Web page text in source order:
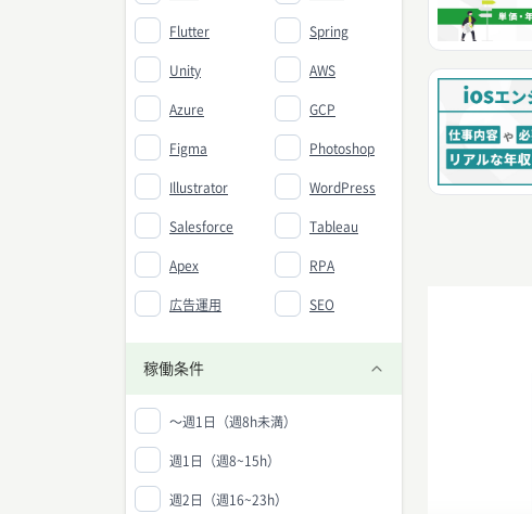
Flutter Spring
Unity AWS
Azure GCP
Figma Photoshop
Illustrator WordPress
Salesforce Tableau
Apex RPA
広告運用 SEO
稼働条件
〜週1日（週8h未満）
週1日（週8~15h）
週2日（週16~23h）